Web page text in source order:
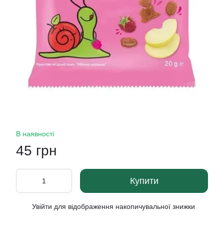
В наявності
45 грн
Купити
Увійти для відображення накопичувальної знижки